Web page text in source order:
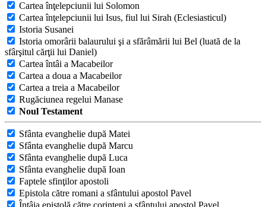
Cartea înţelepciunii lui Solomon
Cartea înţelepciunii lui Isus, fiul lui Sirah (Eclesiasticul)
Istoria Susanei
Istoria omorârii balaurului şi a sfărâmării lui Bel (luată de la
sfârşitul cărţii lui Daniel)
Cartea întâi a Macabeilor
Cartea a doua a Macabeilor
Cartea a treia a Macabeilor
Rugăciunea regelui Manase
Noul Testament
Sfânta evanghelie după Matei
Sfânta evanghelie după Marcu
Sfânta evanghelie după Luca
Sfânta evanghelie după Ioan
Faptele sfinţilor apostoli
Epistola către romani a sfântului apostol Pavel